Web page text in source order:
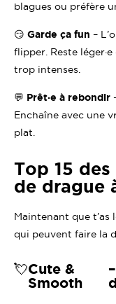
blagues ou préfère
😏 Garde ça fun –
flipper. Reste
trop intenses.
💬 Prêt·e à rebondir
Enchaîne avec une
plat.
Top 15
de drague
Maintenant que t’as
qui peuvent faire la
💘Cute &
Smooth